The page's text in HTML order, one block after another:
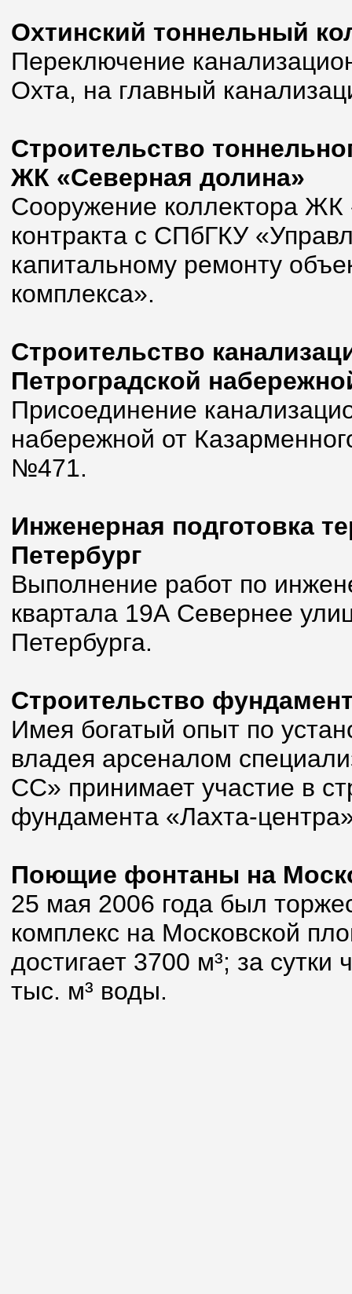
Охтинский тоннельный
Переключение
Охта, на главный
Строительство
ЖК «Северная долина»
Сооружение коллектора
контракта с СПбГКУ
капитальному ремонту
комплекса».
Строительство
Петроградской
Присоединение
набережной от
№471.
Инженерная подготовка
Петербург
Выполнение работ по
квартала 19А Севернее
Петербурга.
Строительство
Имея богатый опыт по
владея арсеналом
СС» принимает участие в
фундамента «Лахта-
Поющие фонтаны на
25 мая 2006 года был
комплекс на Московской
достигает 3700 м³; за сутки
тыс. м³ воды.